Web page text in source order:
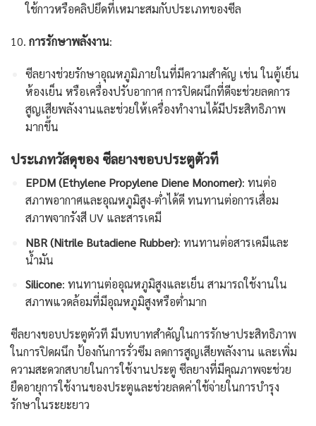
ใช้กาวหรือคลิปยึดที่เหมาะสมกับประเภทของซีล
10. การรักษาพลังงาน:
ซีลยางช่วยรักษาอุณหภูมิภายในที่มีความสำคัญ เช่น ในตู้เย็น
ห้องเย็น หรือเครื่องปรับอากาศ การปิดผนึกที่ดีจะช่วยลดการ
สูญเสียพลังงานและช่วยให้เครื่องทำงานได้มีประสิทธิภาพ
มากขึ้น
ประเภทวัสดุของ ซีลยางขอบประตูตัวที
EPDM (Ethylene Propylene Diene Monomer): ทนต่อ
สภาพอากาศและอุณหภูมิสูง-ต่ำได้ดี ทนทานต่อการเสื่อม
สภาพจากรังสี UV และสารเคมี
NBR (Nitrile Butadiene Rubber): ทนทานต่อสารเคมีและ
น้ำมัน
Silicone: ทนทานต่ออุณหภูมิสูงและเย็น สามารถใช้งานใน
สภาพแวดล้อมที่มีอุณหภูมิสูงหรือต่ำมาก
ซีลยางขอบประตูตัวที มีบทบาทสำคัญในการรักษาประสิทธิภาพ
ในการปิดผนึก ป้องกันการรั่วซึม ลดการสูญเสียพลังงาน และเพิ่ม
ความสะดวกสบายในการใช้งานประตู ซีลยางที่มีคุณภาพจะช่วย
ยืดอายุการใช้งานของประตูและช่วยลดค่าใช้จ่ายในการบำรุง
รักษาในระยะยาว